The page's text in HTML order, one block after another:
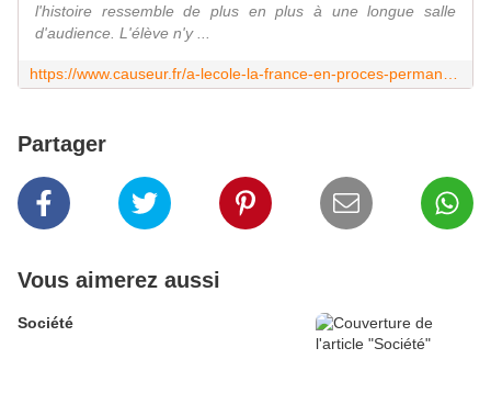
l'histoire ressemble de plus en plus à une longue salle
d'audience. L'élève n'y ...
Partager
Vous aimerez aussi
Société